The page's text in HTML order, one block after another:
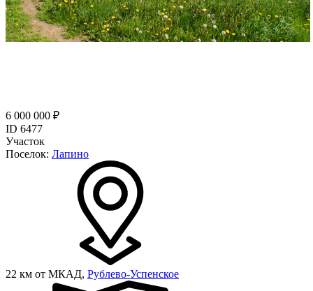
6 000 000 ₽
ID 6477
Участок
Поселок: Лапино
22 км от МКАД, Рублево-Успенское